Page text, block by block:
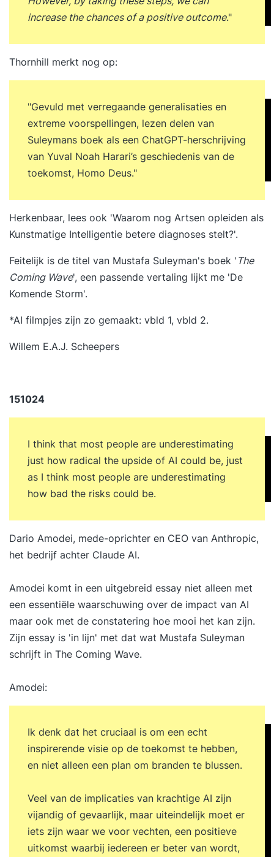
increase the chances of a positive outcome."
Thornhill merkt nog op:
"Gevuld met verregaande generalisaties en
extreme voorspellingen, lezen delen van
Suleymans boek als een ChatGPT-herschrijving
van Yuval Noah Harari’s geschiedenis van de
toekomst, Homo Deus."
Herkenbaar, lees ook 'Waarom nog Artsen opleiden als
Kunstmatige Intelligentie betere diagnoses stelt?'.
Feitelijk is de titel van Mustafa Suleyman's boek ' The
Coming Wave', een passende vertaling lijkt me 'De
Komende Storm'.
*AI filmpjes zijn zo gemaakt: vbld 1, vbld 2.
Willem E.A.J. Scheepers
151024
I think that most people are underestimating
just how radical the upside of AI could be, just
as I think most people are underestimating
how bad the risks could be.
Dario Amodei, mede-oprichter en CEO van Anthropic,
het bedrijf achter Claude AI.
Amodei komt in een uitgebreid essay niet alleen met
een essentiële waarschuwing over de impact van AI
maar ook met de constatering hoe mooi het kan zijn.
Zijn essay is 'in lijn' met dat wat Mustafa Suleyman
schrijft in The Coming Wave.
Amodei:
Ik denk dat het cruciaal is om een ​​echt
inspirerende visie op de toekomst te hebben,
en niet alleen een plan om branden te blussen.
Veel van de implicaties van krachtige AI zijn
vijandig of gevaarlijk, maar uiteindelijk moet er
iets zijn waar we voor vechten, een positieve
uitkomst waarbij iedereen er beter van wordt,